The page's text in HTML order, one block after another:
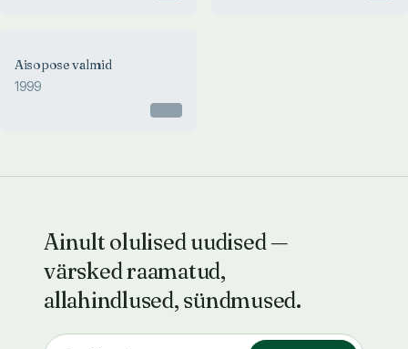
Aisopose valmid
1999
Ainult olulised uudised —
värsked raamatud,
allahindlused, sündmused.